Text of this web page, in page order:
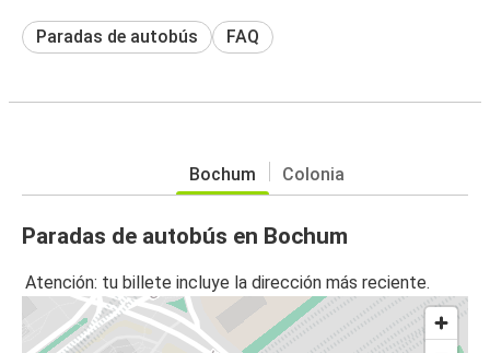
Paradas de autobús FAQ
Bochum Colonia
Paradas de autobús en Bochum
Atención: tu billete incluye la dirección más reciente.